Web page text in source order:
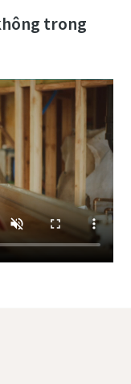
trong